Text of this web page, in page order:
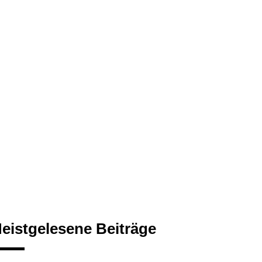
Beiträge